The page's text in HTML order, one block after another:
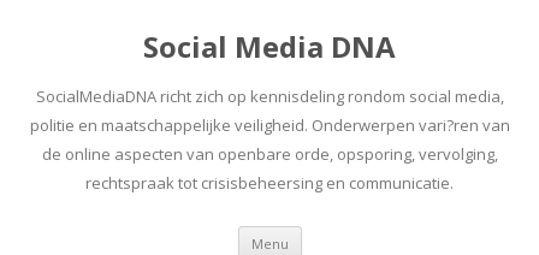
Social Media DNA
SocialMediaDNA richt zich op kennisdeling rondom social media,
politie en maatschappelijke veiligheid. Onderwerpen vari?ren van
de online aspecten van openbare orde, opsporing, vervolging,
rechtspraak tot crisisbeheersing en communicatie.
Menu Spring